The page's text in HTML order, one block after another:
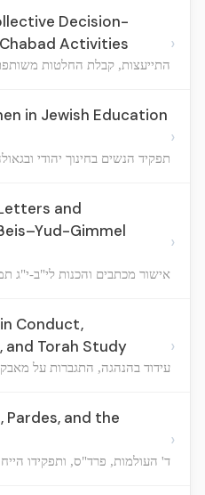
Decision-
Activities
התייעצות, קבלת החלטות
›
in Jewish Education
תפקיד הנשים בחינוך יהודי
›
and
Gimmel
אישור מכתבים והכנות לי"ב-י"ג
›
Conduct,
and Torah Study
עידוד בהנהגה, התגברות על
›
Pardes, and the
ד' העולמות, פרד"ס, ותפקידו
›